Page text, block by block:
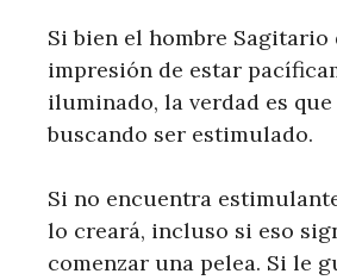
Si bien el hombre Sagitario
impresión de estar
iluminado, la verdad es
buscando ser estimulado.
Si no encuentra
lo creará, incluso si eso
comenzar una pelea. Si le